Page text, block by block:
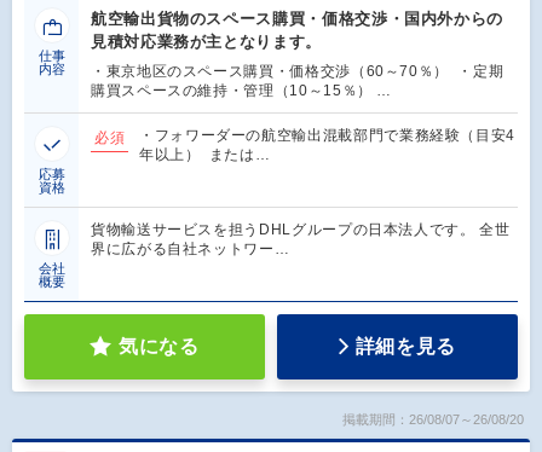
仕事
内容
航空輸出貨物のスペース購買・価格交渉・国内外からの
見積対応業務が主となります。
・東京地区のスペース購買・価格交渉（60～70％） ・定期
購買スペースの維持・管理（10～15％） …
応募
資格
必須
・フォワーダーの航空輸出混載部門で業務経験（目安4
年以上） または…
会社
概要
貨物輸送サービスを担うDHLグループの日本法人です。 全世
界に広がる自社ネットワー…
気になる 詳細を見る
掲載期間：26/08/07～26/08/20